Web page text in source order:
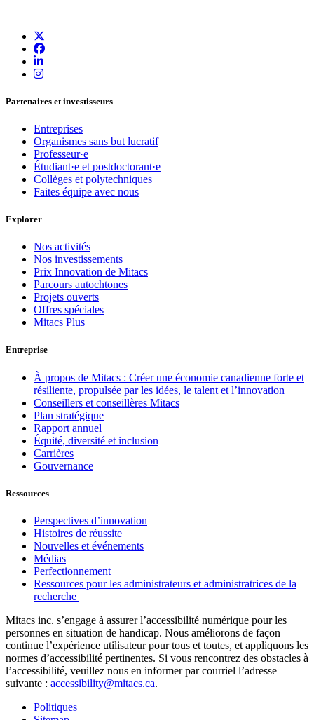
Partenaires et investisseurs
Entreprises
Organismes sans but lucratif
Professeur·e
Étudiant·e et postdoctorant·e
Collèges et polytechniques
Faites équipe avec nous
Explorer
Nos activités
Nos investissements
Prix Innovation de Mitacs
Parcours autochtones
Projets ouverts
Offres spéciales
Mitacs Plus
Entreprise
À propos de Mitacs : Créer une économie canadienne forte et
résiliente, propulsée par les idées, le talent et l’innovation
Conseillers et conseillères Mitacs
Plan stratégique
Rapport annuel
Équité, diversité et inclusion
Carrières
Gouvernance
Ressources
Perspectives d’innovation
Histoires de réussite
Nouvelles et événements
Médias
Perfectionnement
Ressources pour les administrateurs et administratrices de la
recherche
Mitacs inc. s’engage à assurer l’accessibilité numérique pour les
personnes en situation de handicap. Nous améliorons de façon
continue l’expérience utilisateur pour tous et toutes, et appliquons les
normes d’accessibilité pertinentes. Si vous rencontrez des obstacles à
l’accessibilité, veuillez nous en informer par courriel l’adresse
suivante : accessibility@mitacs.ca.
Politiques